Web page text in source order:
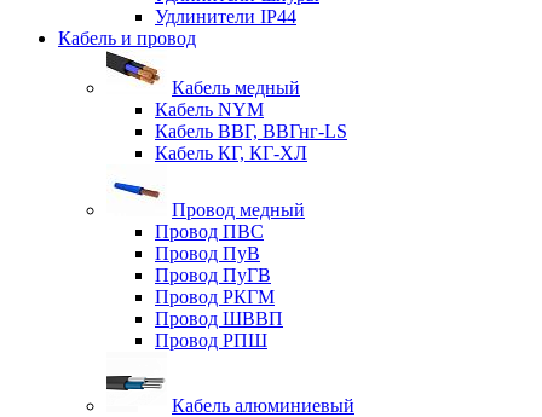
Удлинители IP44
Кабель и провод
Кабель медный
Кабель NYM
Кабель ВВГ, ВВГнг-LS
Кабель КГ, КГ-ХЛ
Провод медный
Провод ПВС
Провод ПуВ
Провод ПуГВ
Провод РКГМ
Провод ШВВП
Провод РПШ
Кабель алюминиевый